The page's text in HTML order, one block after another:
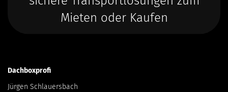
Mieten oder Kaufen
Dachboxprofi
Jürgen Schlauersbach